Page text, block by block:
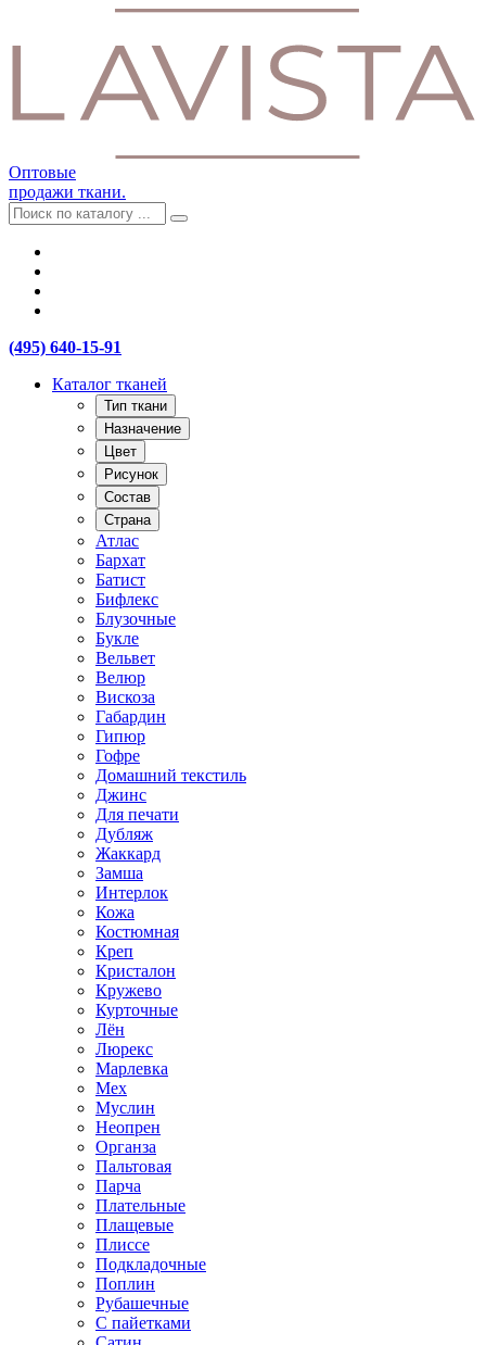
Оптовые
продажи ткани.
(495) 640-15-91
Каталог тканей
Тип ткани
Назначение
Цвет
Рисунок
Состав
Страна
Атлас
Бархат
Батист
Бифлекс
Блузочные
Букле
Вельвет
Велюр
Вискоза
Габардин
Гипюр
Гофре
Домашний текстиль
Джинс
Для печати
Дубляж
Жаккард
Замша
Интерлок
Кожа
Костюмная
Креп
Кристалон
Кружево
Курточные
Лён
Люрекс
Марлевка
Мех
Муслин
Неопрен
Органза
Пальтовая
Парча
Плательные
Плащевые
Плиссе
Подкладочные
Поплин
Рубашечные
С пайетками